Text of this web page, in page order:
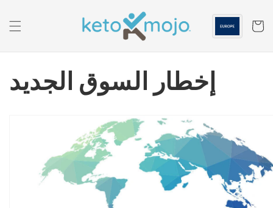
المحتوى
عربه
إخطار السوق الجديد